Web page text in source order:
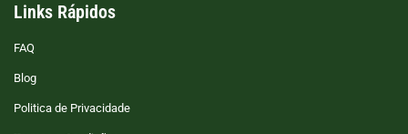
Links Rápidos
FAQ
Blog
Politica de Privacidade